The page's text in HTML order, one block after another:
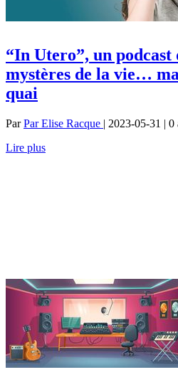
“In Utero”, un podcast
mystères de la vie…
quai
ParPar Elise Racque | 2023-05-31 | 0
Lire plus